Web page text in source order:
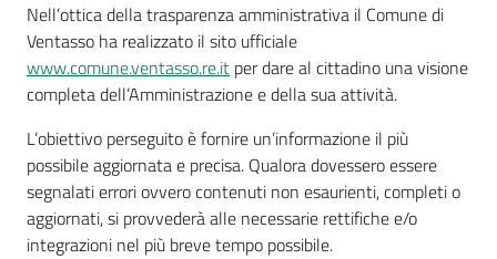
Nell’ottica della trasparenza amministrativa il Comune di
Ventasso ha realizzato il sito ufficiale
www.comune.ventasso.re.it per dare al cittadino una visione
completa dell’Amministrazione e della sua attività.
L’obiettivo perseguito è fornire un’informazione il più
possibile aggiornata e precisa. Qualora dovessero essere
segnalati errori ovvero contenuti non esaurienti, completi o
aggiornati, si provvederà alle necessarie rettifiche e/o
integrazioni nel più breve tempo possibile.